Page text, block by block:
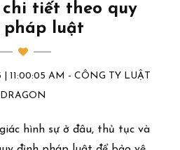
tiết theo quy
pháp luật
11:00:05 AM - CÔNG TY LUẬT
DRAGON
hình sự ở đâu, thủ tục và